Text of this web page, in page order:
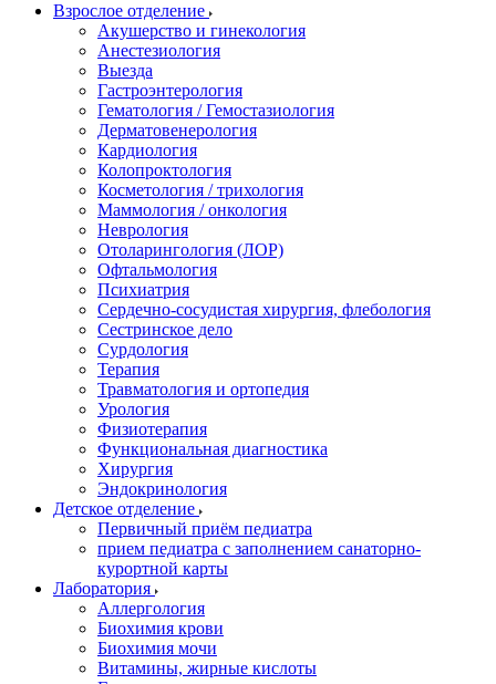
Взрослое отделение
Акушерство и гинекология
Анестезиология
Выезда
Гастроэнтерология
Гематология / Гемостазиология
Дерматовенерология
Кардиология
Колопроктология
Косметология / трихология
Маммология / онкология
Неврология
Отоларингология (ЛОР)
Офтальмология
Психиатрия
Сердечно-сосудистая хирургия, флебология
Сестринское дело
Сурдология
Терапия
Травматология и ортопедия
Урология
Физиотерапия
Функциональная диагностика
Хирургия
Эндокринология
Детское отделение
Первичный приём педиатра
прием педиатра с заполнением санаторно-
курортной карты
Лаборатория
Аллергология
Биохимия крови
Биохимия мочи
Витамины, жирные кислоты